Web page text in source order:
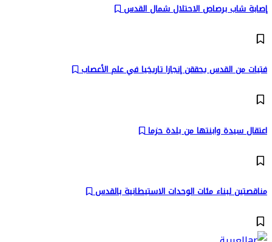
إصابة شاب برصاص الاحتلال شمال القدس
فتيات من القدس يحققن إنجازا تاريخيا في علم الأعصاب
اعتقال سيدة وابنتها من بلدة حزما
مناقصتين لبناء مئات الوحدات الاستيطانية بالقدس